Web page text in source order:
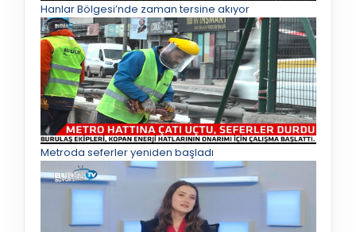
Hanlar Bölgesi’nde zaman tersine akıyor
Metroda seferler yeniden başladı